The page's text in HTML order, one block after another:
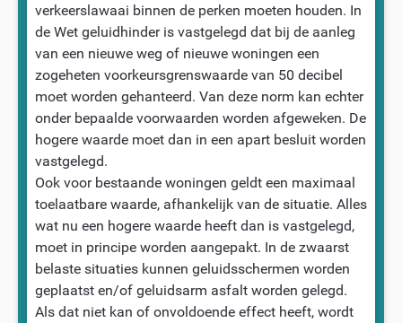
verkeerslawaai binnen de perken moeten houden. In
de Wet geluidhinder is vastgelegd dat bij de aanleg
van een nieuwe weg of nieuwe woningen een
zogeheten voorkeursgrenswaarde van 50 decibel
moet worden gehanteerd. Van deze norm kan echter
onder bepaalde voorwaarden worden afgeweken. De
hogere waarde moet dan in een apart besluit worden
vastgelegd.
Ook voor bestaande woningen geldt een maximaal
toelaatbare waarde, afhankelijk van de situatie. Alles
wat nu een hogere waarde heeft dan is vastgelegd,
moet in principe worden aangepakt. In de zwaarst
belaste situaties kunnen geluidsschermen worden
geplaatst en/of geluidsarm asfalt worden gelegd.
Als dat niet kan of onvoldoende effect heeft, wordt